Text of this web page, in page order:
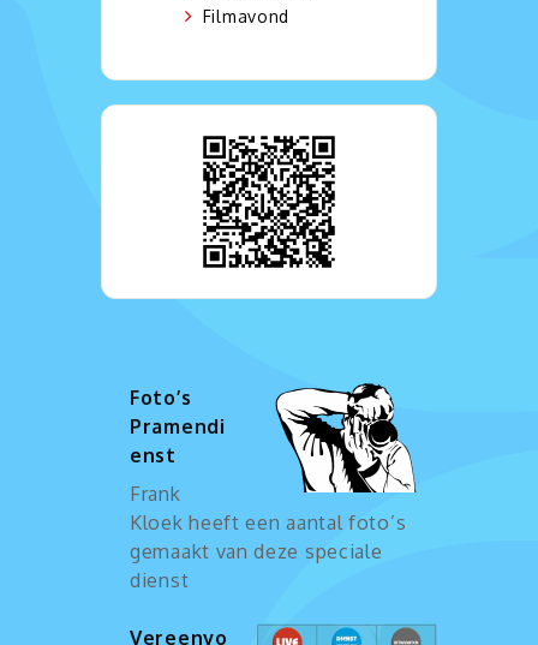
Filmavond
Foto’s
Pramendi
enst
Frank
Kloek heeft een aantal foto’s
gemaakt van deze speciale
dienst
Vereenvo